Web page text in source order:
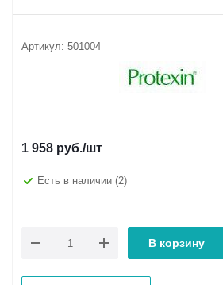
Артикул: 501004
1 958 руб./шт
Есть в наличии (2)
В корзину